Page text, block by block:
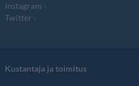
Instagram
Twitter
Kustantaja ja toimitus